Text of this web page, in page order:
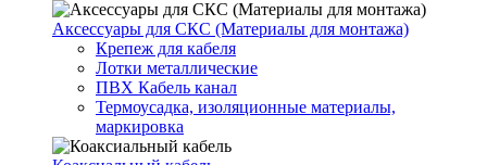
Аксессуары для СКС (Материалы для монтажа)
Крепеж для кабеля
Лотки металлические
ПВХ Кабель канал
Термоусадка, изоляционные материалы,
маркировка